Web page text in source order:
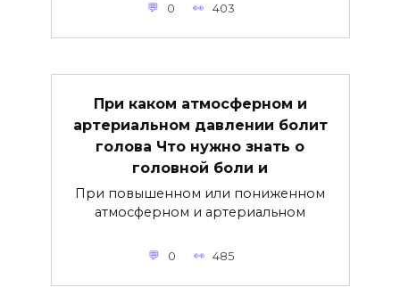
0 403
При каком атмосферном и
артериальном давлении болит
голова Что нужно знать о
головной боли и
При повышенном или пониженном
атмосферном и артериальном
0 485